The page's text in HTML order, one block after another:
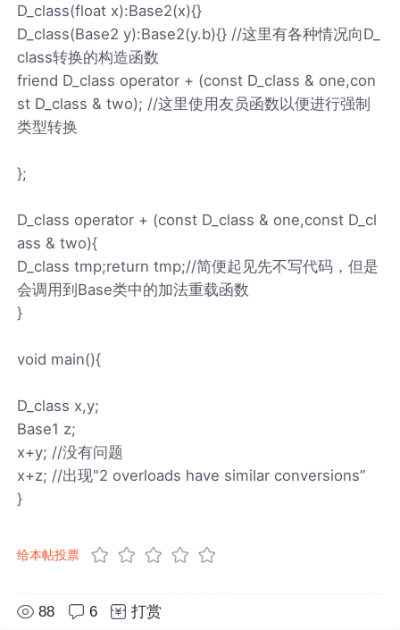
D_class(float x):Base2(x){}
D_class(Base2 y):Base2(y.b){} //这里有各种情况向D_
class转换的构造函数
friend D_class operator + (const D_class & one,con
st D_class & two); //这里使用友员函数以便进行强制
类型转换
};
D_class operator + (const D_class & one,const D_cl
ass & two){
D_class tmp;return tmp;//简便起见先不写代码，但是
会调用到Base类中的加法重载函数
}
void main(){
D_class x,y;
Base1 z;
x+y; //没有问题
x+z; //出现"2 overloads have similar conversions”
}
给本帖投票
88 6 打赏